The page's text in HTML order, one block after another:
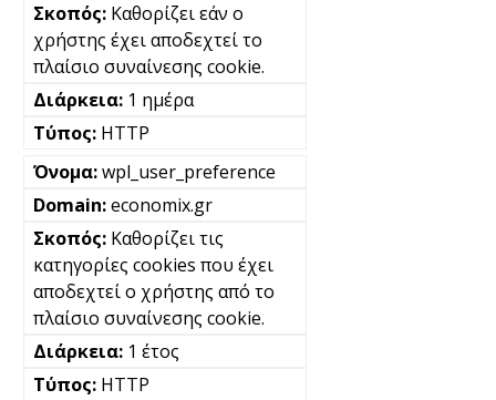
Καθορίζει εάν ο
χρήστης έχει αποδεχτεί το
πλαίσιο συναίνεσης cookie.
1 ημέρα
HTTP
wpl_user_preference
economix.gr
Καθορίζει τις
κατηγορίες cookies που έχει
αποδεχτεί ο χρήστης από το
πλαίσιο συναίνεσης cookie.
1 έτος
HTTP